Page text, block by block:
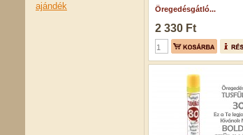
ajándék
Öregedésgátló...
2 330 Ft